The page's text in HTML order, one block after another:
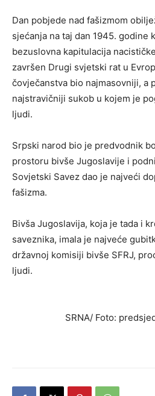
Dan pobjede nad fašizmom
sjećanja na taj dan 1945. godine
bezuslovna kapitulacija
završen Drugi svjetski rat u
čovječanstva bio najmasovniji, a
najstravičniji sukob u kojem je
ljudi.
Srpski narod bio je predvodnik
prostoru bivše Jugoslavije i
Sovjetski Savez dao je najveći
fašizma.
Bivša Jugoslavija, koja je tada i
saveznika, imala je najveće
državnoj komisiji bivše SFRJ,
ljudi.
SRNA/ Foto: